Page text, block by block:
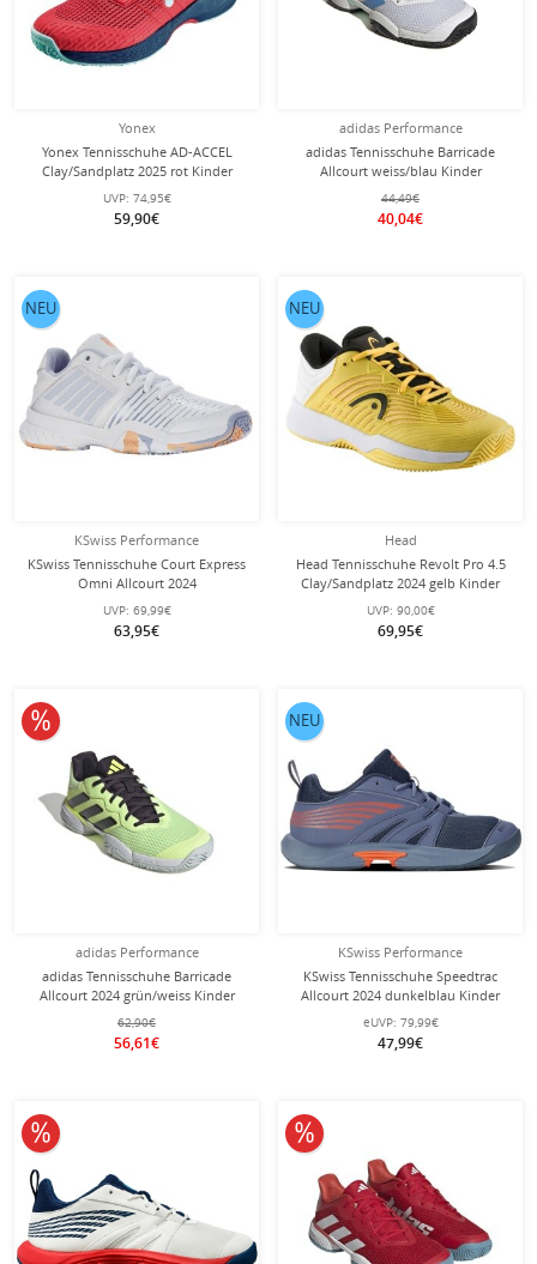
Yonex
Yonex Tennisschuhe AD-ACCEL
Clay/Sandplatz 2025 rot Kinder
UVP: 74,95€
59,90€
adidas Performance
adidas Tennisschuhe Barricade
Allcourt weiss/blau Kinder
44,49€
40,04€
KSwiss Performance
KSwiss Tennisschuhe Court Express
Omni Allcourt 2024
weiss/violett/peach Kinder
UVP: 69,99€
63,95€
NEU
Head
Head Tennisschuhe Revolt Pro 4.5
Clay/Sandplatz 2024 gelb Kinder
UVP: 90,00€
69,95€
NEU
adidas Performance
adidas Tennisschuhe Barricade
Allcourt 2024 grün/weiss Kinder
62,90€
56,61€
10% reduziert
KSwiss Performance
KSwiss Tennisschuhe Speedtrac
Allcourt 2024 dunkelblau Kinder
eUVP: 79,99€
47,99€
NEU
10% reduziert 10% reduziert